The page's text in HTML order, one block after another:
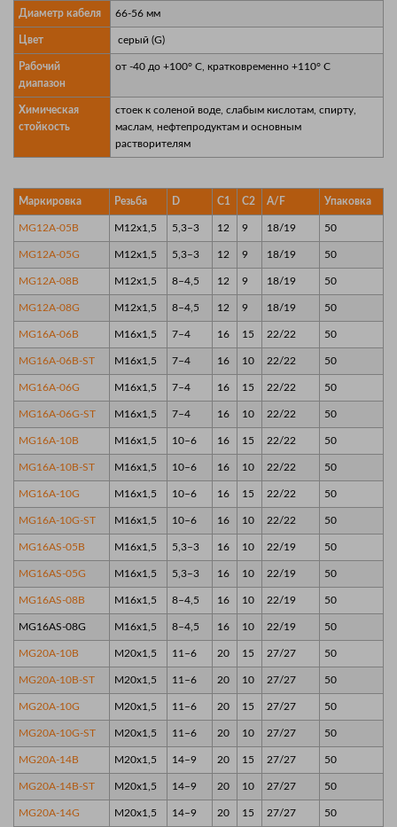
Диаметр кабеля 66-56 мм
Цвет серый (G)
Рабочий
диапазон
от -40 до +100° C, кратковременно +110° C
Химическая
стойкость
стоек к соленой воде, слабым кислотам, спирту,
маслам, нефтепродуктам и основным
растворителям
Маркировка Резьба D C1 C2 A/F Упаковка
MG12A-05B M12x1,5 5,3–3 12 9 18/19 50
MG12A-05G M12x1,5 5,3–3 12 9 18/19 50
MG12A-08B M12x1,5 8–4,5 12 9 18/19 50
MG12A-08G M12x1,5 8–4,5 12 9 18/19 50
MG16A-06B M16x1,5 7–4 16 15 22/22 50
MG16A-06B-ST M16x1,5 7–4 16 10 22/22 50
MG16A-06G M16x1,5 7–4 16 15 22/22 50
MG16A-06G-ST M16x1,5 7–4 16 10 22/22 50
MG16A-10B M16x1,5 10–6 16 15 22/22 50
MG16A-10B-ST M16x1,5 10–6 16 10 22/22 50
MG16A-10G M16x1,5 10–6 16 15 22/22 50
MG16A-10G-ST M16x1,5 10–6 16 10 22/22 50
MG16AS-05B M16x1,5 5,3–3 16 10 22/19 50
MG16AS-05G M16x1,5 5,3–3 16 10 22/19 50
MG16AS-08B M16x1,5 8–4,5 16 10 22/19 50
MG16AS-08G M16x1,5 8–4,5 16 10 22/19 50
MG20A-10B M20x1,5 11–6 20 15 27/27 50
MG20A-10B-ST M20x1,5 11–6 20 10 27/27 50
MG20A-10G M20x1,5 11–6 20 15 27/27 50
MG20A-10G-ST M20x1,5 11–6 20 10 27/27 50
MG20A-14B M20x1,5 14–9 20 15 27/27 50
MG20A-14B-ST M20x1,5 14–9 20 10 27/27 50
MG20A-14G M20x1,5 14–9 20 15 27/27 50